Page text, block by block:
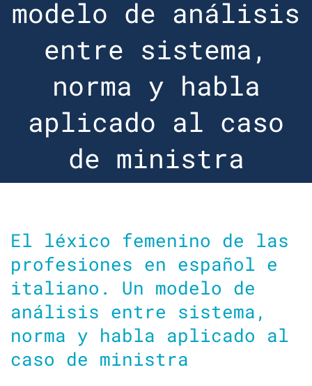
modelo de análisis
entre sistema,
norma y habla
aplicado al caso
de ministra
El léxico femenino de las
profesiones en español e
italiano. Un modelo de
análisis entre sistema,
norma y habla aplicado al
caso de ministra